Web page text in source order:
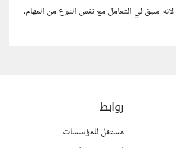
سبق لي التعامل مع نفس النوع من المهام،
روابط
مستقل للمؤسسات